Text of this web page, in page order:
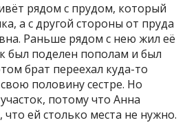
рядом с прудом, который
а с другой стороны от пруда
Раньше рядом с нею жил её
был поделен пополам и был
брат переехал куда-то
половину сестре. Но
потому что Анна
ей столько места не нужно.